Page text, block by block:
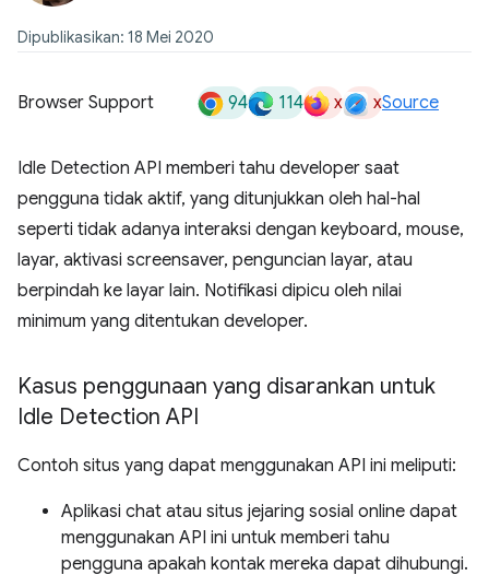
Dipublikasikan: 18 Mei 2020
Browser Support 94 114 x xSource
Idle Detection API memberi tahu developer saat
pengguna tidak aktif, yang ditunjukkan oleh hal-hal
seperti tidak adanya interaksi dengan keyboard, mouse,
layar, aktivasi screensaver, penguncian layar, atau
berpindah ke layar lain. Notifikasi dipicu oleh nilai
minimum yang ditentukan developer.
Kasus penggunaan yang disarankan untuk
Idle Detection API
Contoh situs yang dapat menggunakan API ini meliputi:
Aplikasi chat atau situs jejaring sosial online dapat
menggunakan API ini untuk memberi tahu
pengguna apakah kontak mereka dapat dihubungi.